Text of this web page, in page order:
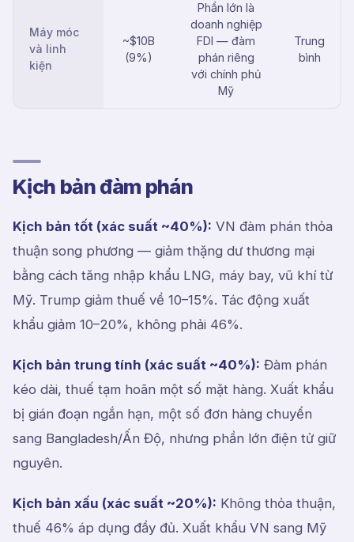
Máy móc
và linh
kiện
~$10B
(9%)
Phần lớn là
doanh nghiệp
FDI — đàm
phán riêng
với chính phủ
Mỹ
Trung
bình
Kịch bản đàm phán
Kịch bản tốt (xác suất ~40%): VN đàm phán thỏa
thuận song phương — giảm thặng dư thương mại
bằng cách tăng nhập khẩu LNG, máy bay, vũ khí từ
Mỹ. Trump giảm thuế về 10–15%. Tác động xuất
khẩu giảm 10–20%, không phải 46%.
Kịch bản trung tính (xác suất ~40%): Đàm phán
kéo dài, thuế tạm hoãn một số mặt hàng. Xuất khẩu
bị gián đoạn ngắn hạn, một số đơn hàng chuyển
sang Bangladesh/Ấn Độ, nhưng phần lớn điện tử giữ
nguyên.
Kịch bản xấu (xác suất ~20%): Không thỏa thuận,
thuế 46% áp dụng đầy đủ. Xuất khẩu VN sang Mỹ